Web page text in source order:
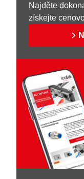
Najděte
získejte